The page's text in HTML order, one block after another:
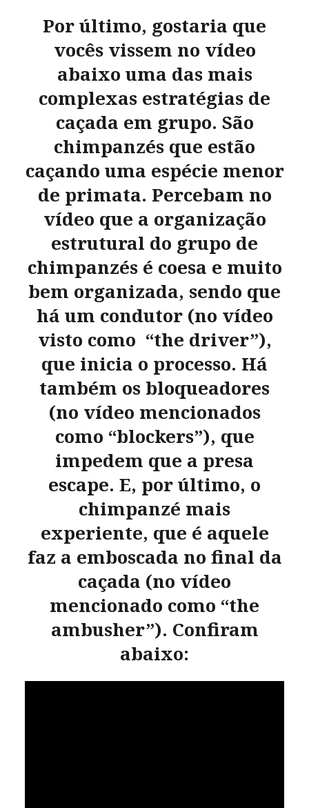
Por último, gostaria que
vocês vissem no vídeo
abaixo uma das mais
complexas estratégias de
caçada em grupo. São
chimpanzés que estão
caçando uma espécie menor
de primata. Percebam no
vídeo que a organização
estrutural do grupo de
chimpanzés é coesa e muito
bem organizada, sendo que
há um condutor (no vídeo
visto como “the driver”),
que inicia o processo. Há
também os bloqueadores
(no vídeo mencionados
como “blockers”), que
impedem que a presa
escape. E, por último, o
chimpanzé mais
experiente, que é aquele
faz a emboscada no final da
caçada (no vídeo
mencionado como “the
ambusher”). Confiram
abaixo: